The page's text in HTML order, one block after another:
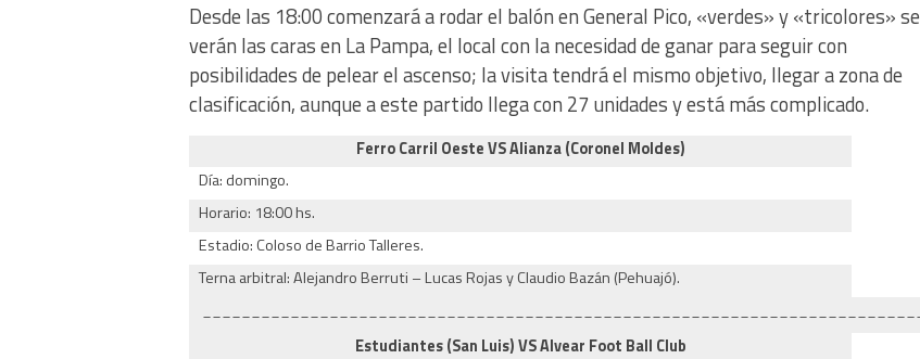
Desde las 18:00 comenzará a rodar el balón en General Pico, «verdes» y «tricolores» se
verán las caras en La Pampa, el local con la necesidad de ganar para seguir con
posibilidades de pelear el ascenso; la visita tendrá el mismo objetivo, llegar a zona de
clasificación, aunque a este partido llega con 27 unidades y está más complicado.
Ferro Carril Oeste VS Alianza (Coronel Moldes)
Día: domingo.
Horario: 18:00 hs.
Estadio: Coloso de Barrio Talleres.
Terna arbitral: Alejandro Berruti – Lucas Rojas y Claudio Bazán (Pehuajó).
Estudiantes (San Luis) VS Alvear Foot Ball Club